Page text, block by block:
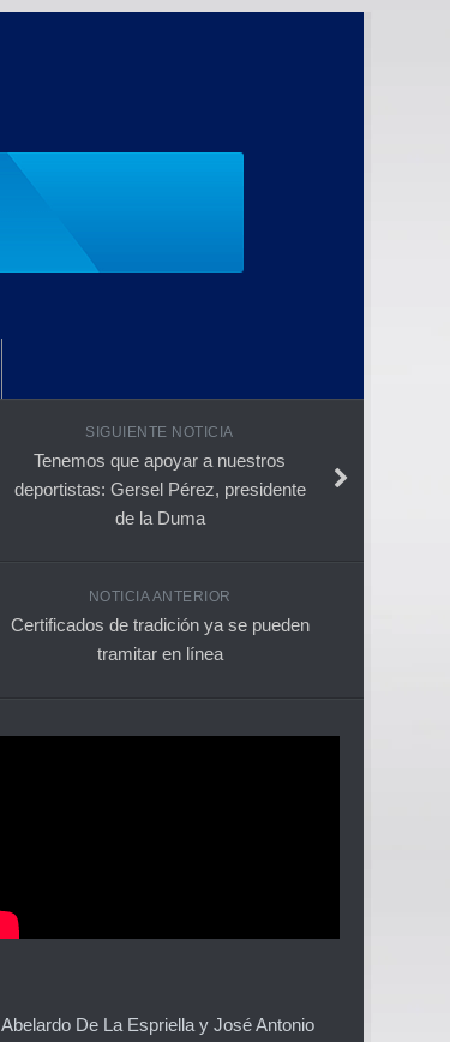
SIGUIENTE NOTICIA
Tenemos que apoyar a nuestros
deportistas: Gersel Pérez, presidente
de la Duma
NOTICIA ANTERIOR
Certificados de tradición ya se pueden
tramitar en línea
Abelardo De La Espriella y José Antonio